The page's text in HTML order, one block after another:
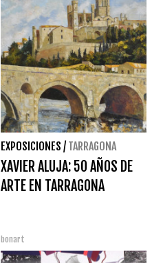
EXPOSICIONES / TARRAGONA
XAVIER ALUJA: 50 AÑOS DE
ARTE EN TARRAGONA
bonart